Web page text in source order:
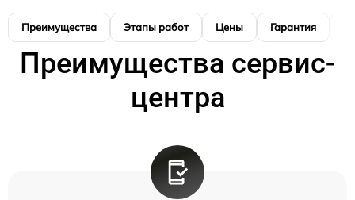
Преимущества Этапы работ Цены Гарантия
Преимущества сервис-
центра